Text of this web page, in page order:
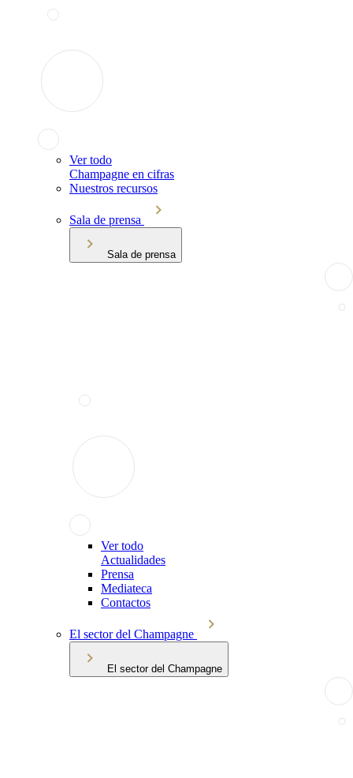
Ver todo
Champagne en cifras
Nuestros recursos
Sala de prensa
Sala de prensa
Ver todo
Actualidades
Prensa
Mediateca
Contactos
El sector del Champagne
El sector del Champagne